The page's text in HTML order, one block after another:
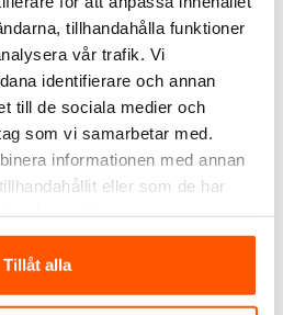
tillhandahålla funktioner
vår trafik. Vi
identifierare och annan
till de sociala medier och
som vi samarbetar med.
informationen med annan
eller som de har
Tillåt alla
Hue. Utöver Philips spotlights,
och väggarmaturer för
stort urval av kapslade Philips
sensorer, mark- och
Utforska vårt breda utbud
välj ut dina favoriter och
online – alltid till grymma
Philips Creek Vägglykta
Ner
PHILIPS
324,00 kr
Skickas inom 9-10 arbetsdagar